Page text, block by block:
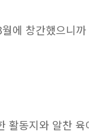
에 창간했으니
활동지와 알찬